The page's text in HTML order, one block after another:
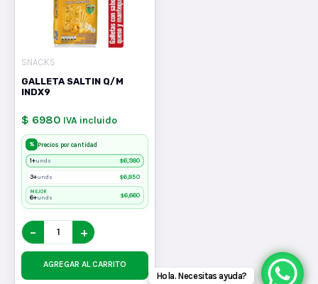
SNACKS
GALLETA SALTIN Q/M
INDX9
$ 6980 IVA incluido
% Precios por cantidad
1+unds $6,980
3+unds $6,850
MEJOR
6+unds $6,660
− +
AGREGAR AL CARRITO
Hola. Necesitas ayuda?